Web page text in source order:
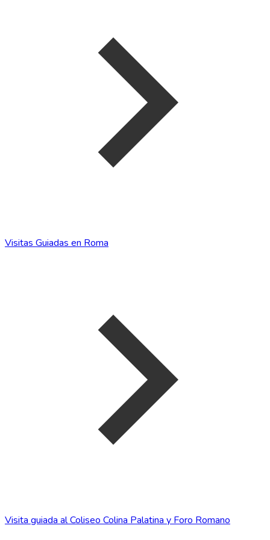
Visitas Guiadas en Roma
Visita guiada al Coliseo Colina Palatina y Foro Romano